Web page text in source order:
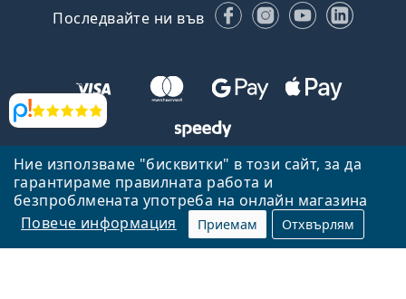
Ние използваме "бисквитки" в този сайт, за да
гарантираме правилната работа и
безпроблмената употреба на онлайн магазина
Повече информация
Приемам Отхвърлям
Прегледи
Последвайте ни във FacebookInstagram
YouTube
Назад към началната страница
Нагоре
Lentiamo.bg е собственост и се управлява от Lentiamo s.r.o.,
Република Чехия
Тук сме за вас в продължение на 18 години.